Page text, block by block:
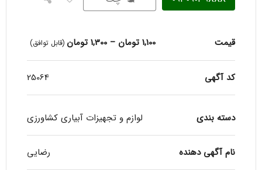
قیمت 1,100 تومان –
1,300 تومان (قابل توافق)
کد آگهی 25064
دسته بندی لوازم و تجهیزات آبیاری کشاورزی
نام آگهی دهنده رضایی